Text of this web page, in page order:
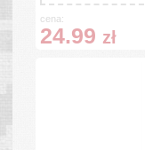
cena:
24.99 zł